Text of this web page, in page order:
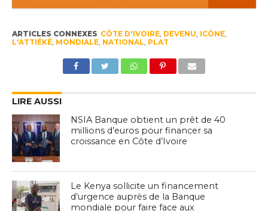
ARTICLES CONNEXES CÔTE D'IVOIRE, DEVENU ICÔNE,
L'ATTIÉKÉ, MONDIALE, NATIONAL PLAT
LIRE AUSSI
NSIA Banque obtient un prêt de 40
millions d’euros pour financer sa
croissance en Côte d’Ivoire
Le Kenya sollicite un financement
d’urgence auprès de la Banque
mondiale pour faire face aux